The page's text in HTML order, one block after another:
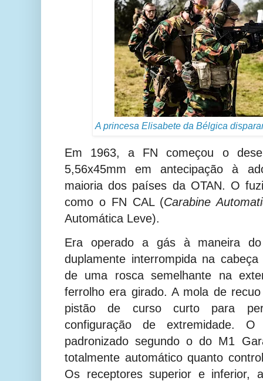
A princesa Elisabete da Bélgica
Em 1963, a FN começou o
5,56x45mm em antecipação à
maioria dos países da OTAN. O
como o FN CAL (Carabine
Automática Leve).
Era operado a gás à maneira
duplamente interrompida na
de uma rosca semelhante na
ferrolho era girado. A mola de
pistão de curso curto para
configuração de extremidade.
padronizado segundo o do M1
totalmente automático quanto
Os receptores superior e inferior,